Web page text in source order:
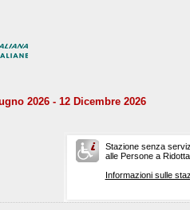
2026 - 12 Dicembre 2026
Stazione senza
alle Persone a
Informazioni sulle